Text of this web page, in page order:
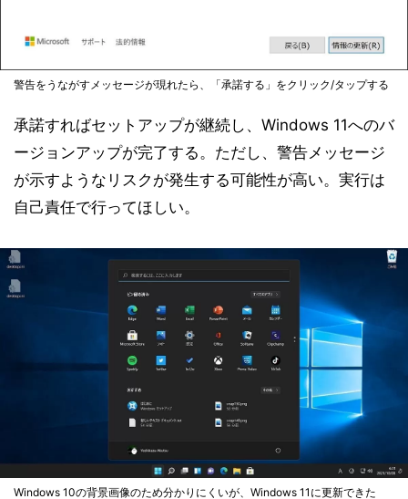
警告をうながすメッセージが現れたら、「承諾する」をクリック/タップする
承諾すればセットアップが継続し、Windows 11へのバ
ージョンアップが完了する。ただし、警告メッセージ
が示すようなリスクが発生する可能性が高い。実行は
自己責任で行ってほしい。
Windows 10の背景画像のため分かりにくいが、Windows 11に更新できた